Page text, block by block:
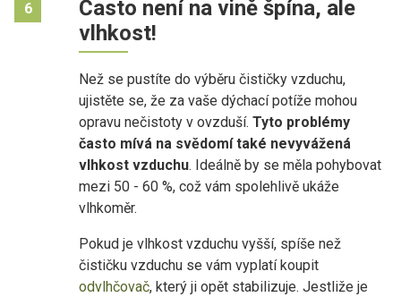
6
Často není na vině špína, ale
vlhkost!
Než se pustíte do výběru čističky vzduchu,
ujistěte se, že za vaše dýchací potíže mohou
opravu nečistoty v ovzduší. Tyto problémy
často mívá na svědomí také nevyvážená
vlhkost vzduchu. Ideálně by se měla pohybovat
mezi 50 - 60 %, což vám spolehlivě ukáže
vlhkoměr.
Pokud je vlhkost vzduchu vyšší, spíše než
čističku vzduchu se vám vyplatí koupit
odvlhčovač, který ji opět stabilizuje. Jestliže je